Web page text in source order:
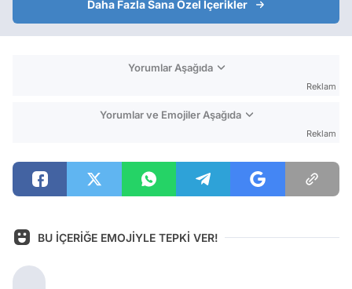
Daha Fazla Sana Özel İçerikler
Yorumlar Aşağıda
Reklam
Yorumlar ve Emojiler Aşağıda
Reklam
BU İÇERİĞE EMOJİYLE TEPKİ VER!